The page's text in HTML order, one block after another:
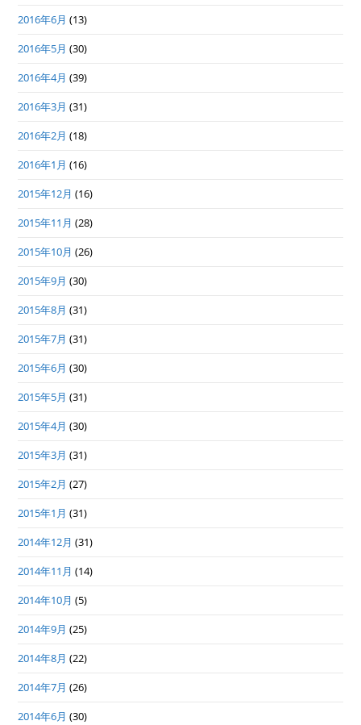
2016年6月 (13)
2016年5月 (30)
2016年4月 (39)
2016年3月 (31)
2016年2月 (18)
2016年1月 (16)
2015年12月 (16)
2015年11月 (28)
2015年10月 (26)
2015年9月 (30)
2015年8月 (31)
2015年7月 (31)
2015年6月 (30)
2015年5月 (31)
2015年4月 (30)
2015年3月 (31)
2015年2月 (27)
2015年1月 (31)
2014年12月 (31)
2014年11月 (14)
2014年10月 (5)
2014年9月 (25)
2014年8月 (22)
2014年7月 (26)
2014年6月 (30)